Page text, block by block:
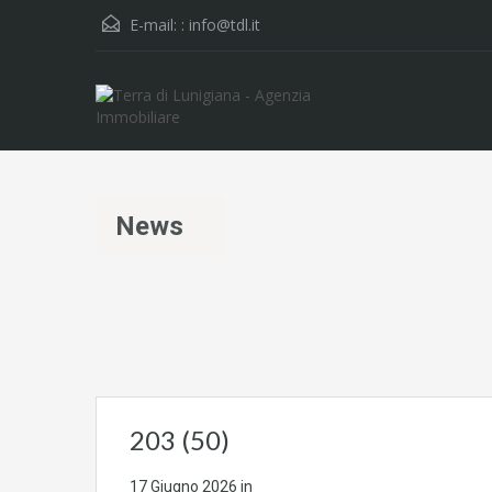
E-mail: : info@tdl.it
News
203 (50)
17 Giugno 2026 in